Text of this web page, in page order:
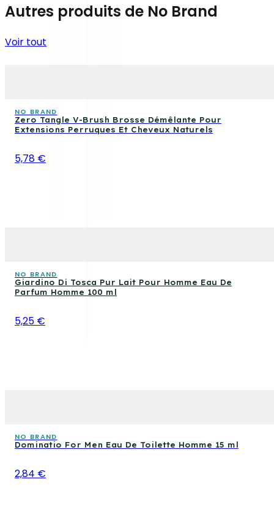
Autres produits de No Brand
Voir tout
NO BRAND
Zero Tangle V-Brush Brosse Démêlante Pour
Extensions Perruques Et Cheveux Naturels
5,78 €
NO BRAND
Giardino Di Tosca Pur Lait Pour Homme Eau De
Parfum Homme 100 ml
5,25 €
NO BRAND
Dominatio For Men Eau De Toilette Homme 15 ml
2,84 €